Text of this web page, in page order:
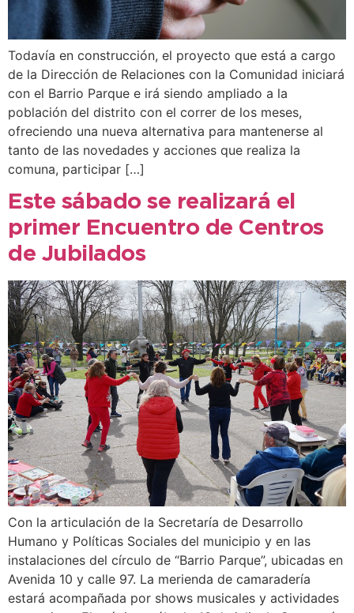
Todavía en construcción, el proyecto que está a cargo
de la Dirección de Relaciones con la Comunidad iniciará
con el Barrio Parque e irá siendo ampliado a la
población del distrito con el correr de los meses,
ofreciendo una nueva alternativa para mantenerse al
tanto de las novedades y acciones que realiza la
comuna, participar […]
Este sábado se realizará el
primer Encuentro de Centros
de Jubilados
Con la articulación de la Secretaría de Desarrollo
Humano y Políticas Sociales del municipio y en las
instalaciones del círculo de “Barrio Parque”, ubicadas en
Avenida 10 y calle 97. La merienda de camaradería
estará acompañada por shows musicales y actividades